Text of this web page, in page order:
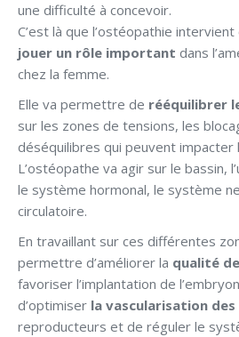
une difficulté à concevoir.
C’est là que l’ostéopathie
jouer un rôle important dans
chez la femme.
Elle va permettre de rééquilibrer
sur les zones de tensions, les
déséquilibres qui peuvent impacter
L’ostéopathe va agir sur le bassin,
le système hormonal, le système
circulatoire.
En travaillant sur ces différentes
permettre d’améliorer la qualité
favoriser l’implantation de
d’optimiser la vascularisation des
reproducteurs et de réguler le